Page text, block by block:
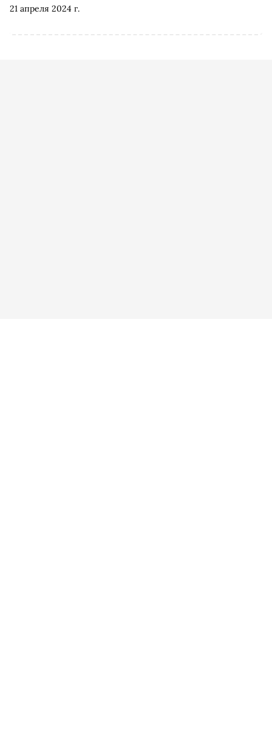
21 апреля 2024 г.
на характере и внутренней жизни каждого персонажа.